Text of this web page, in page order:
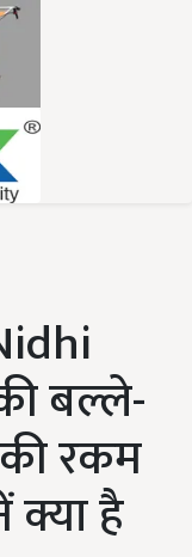
बल्ले-
रकम
है